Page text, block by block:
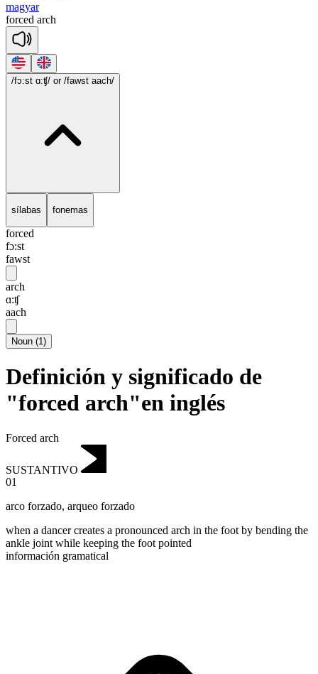
magyar
forced arch
/fɔ:st ɑ:ʧ/ or /fawst aach/
sílabas fonemas
forced
fɔ:st
fawst
arch
ɑ:ʧ
aach
Noun (1)
Definición y significado de
"forced arch"en inglés
Forced arch
SUSTANTIVO
01
arco forzado, arqueo forzado
when a dancer creates a pronounced arch in the foot by bending the
ankle joint while keeping the foot pointed
información gramatical